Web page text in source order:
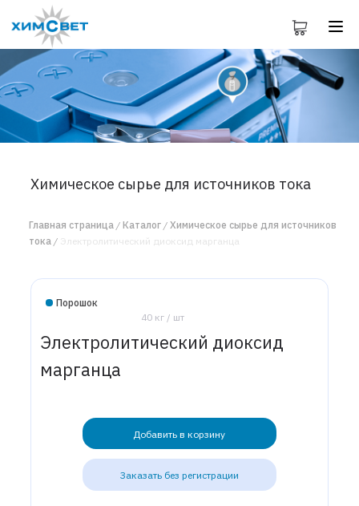
Химическое сырье для источников тока
Главная страница Каталог
Химическое сырье для источников
тока
Электролитический диоксид марганца
Порошок
40 кг / шт
Электролитический диоксид
марганца
Добавить в корзину
Заказать без регистрации